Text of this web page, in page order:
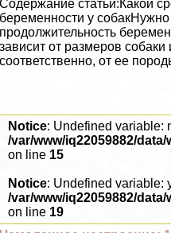
Содержание статьи:Какой
беременности у собакНужно
продолжительность
зависит от размеров собаки
соответственно, от ее
Notice: Undefined variable:
/var/www/iq22059882/
on line 15
Notice: Undefined variable:
/var/www/iq22059882/
on line 19